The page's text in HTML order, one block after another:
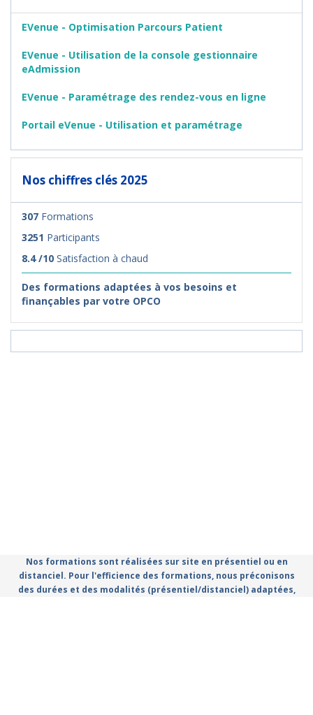
EVenue - Optimisation Parcours Patient​
EVenue - Utilisation de la console gestionnaire
eAdmission
EVenue - Paramétrage des rendez-vous en ligne
Portail eVenue - Utilisation et paramétrage
Nos chiffres clés 2025
307 Formations
3251 Participants
8.4 /10 Satisfaction à chaud
Des formations adaptées à vos besoins et
finançables par votre OPCO
Nos formations sont réalisées sur site en présentiel ou en
distanciel. Pour l'efficience des formations, nous préconisons
des durées et des modalités (présentiel/distanciel) adaptées,